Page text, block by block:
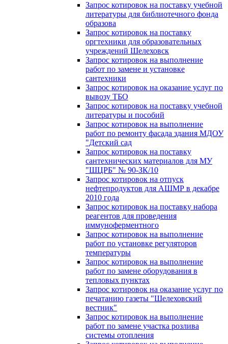
Запрос котировок на поставку учебной
литературы для библиотечного фонда
образова
Запрос котировок на поставку
оргтехники для образовательных
учреждений Шелеховск
Запрос котировок на выполнение
работ по замене и установке
сантехники
Запрос котировок на оказание услуг по
вывозу ТБО
Запрос котировок на поставку учебной
литературы и пособий
Запрос котировок на выполнение
работ по ремонту фасада здания МДОУ
"Детский сад
Запрос котировок на поставку
сантехнических материалов для МУ
"ШЦРБ" № 90-ЗК/10
Запрос котировок на отпуск
нефтепродуктов для АШМР в декабре
2010 года
Запрос котировок на поставку набора
реагентов для проведения
иммуноферментного
Запрос котировок на выполнение
работ по установке регуляторов
температуры
Запрос котировок на выполнение
работ по замене оборудования в
тепловых пунктах
Запрос котировок на оказание услуг по
печатанию газеты "Шелеховский
вестник"
Запрос котировок на выполнение
работ по замене участка розлива
системы отопления